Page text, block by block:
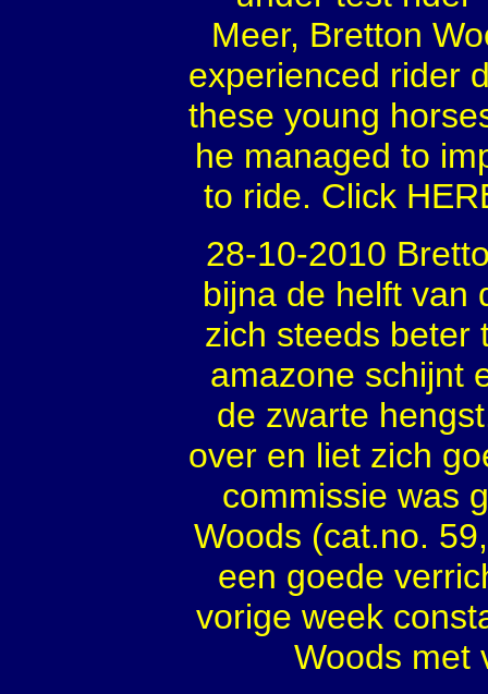
Meer, Bretton
experienced rider
these young
he managed to
to ride. Click
28-10-2010
bijna de helft van
zich steeds beter
amazone schijnt
de zwarte
over en liet zich
commissie was
Woods (cat.no.
een goede
vorige week
Woods met